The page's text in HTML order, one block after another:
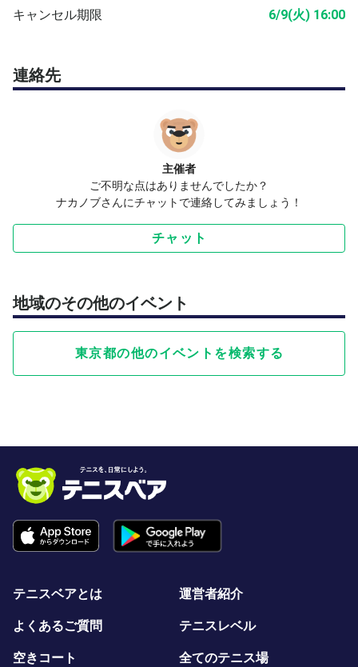
えられます。
参加費は1時間「900円（６００円）」になります。
コート入り口に10分前にお集まり頂けたら助かります。
休憩はご自身のペースで自由にお取り頂いて問題ございま
遅刻、早退はご遠慮なく仰ってください。
雨で中止の場合は1時間前くらいに「チャット」からお知
らせいたします。
ケガや事故においては自己責任でお願いいたします。
お手数ではございますが、コロナ対策としてマスクをご持
募集締め切り時間が過ぎていても空きがございましたら参
加申し込みを受付けいたしますので、直接ご連絡を頂く
か、携帯電話にご連絡ください。
携帯番号：090-1889-7665
コートの近くには自販機がありません、トイレは事務所迄
最後までご一読くださり誠にありがとうございます。
キャンセル期限 6/9(火) 16:00
連絡先
主催者
ご不明な点はありませんでしたか？
ナカノブさんにチャットで連絡してみましょう！
チャット
地域のその他のイベント
東京都の他のイベントを検索する
テニスベアとは 運営者紹介
よくあるご質問 テニスレベル
空きコート 全てのテニス場